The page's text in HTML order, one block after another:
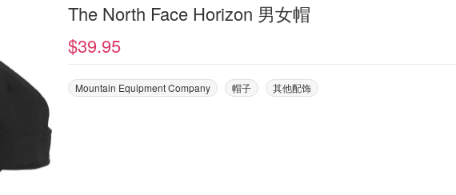
The North Face Horizon 男女帽
$39.95
Mountain Equipment Company 帽子 其他配饰